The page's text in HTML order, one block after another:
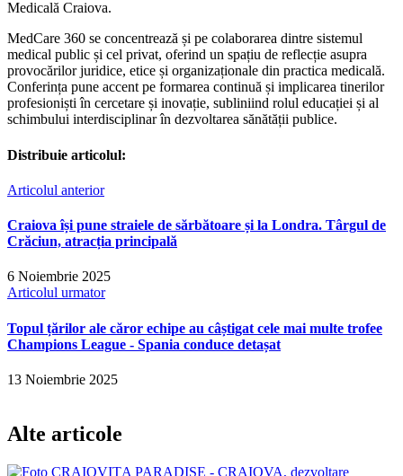
Medicală Craiova.
MedCare 360 se concentrează și pe colaborarea dintre sistemul
medical public și cel privat, oferind un spațiu de reflecție asupra
provocărilor juridice, etice și organizaționale din practica medicală.
Conferința pune accent pe formarea continuă și implicarea tinerilor
profesioniști în cercetare și inovație, subliniind rolul educației și al
schimbului interdisciplinar în dezvoltarea sănătății publice.
Distribuie articolul:
Articolul anterior
Craiova își pune straiele de sărbătoare și la Londra. Târgul de
Crăciun, atracția principală
6 Noiembrie 2025
Articolul urmator
Topul țărilor ale căror echipe au câștigat cele mai multe trofee
Champions League - Spania conduce detașat
13 Noiembrie 2025
Alte articole